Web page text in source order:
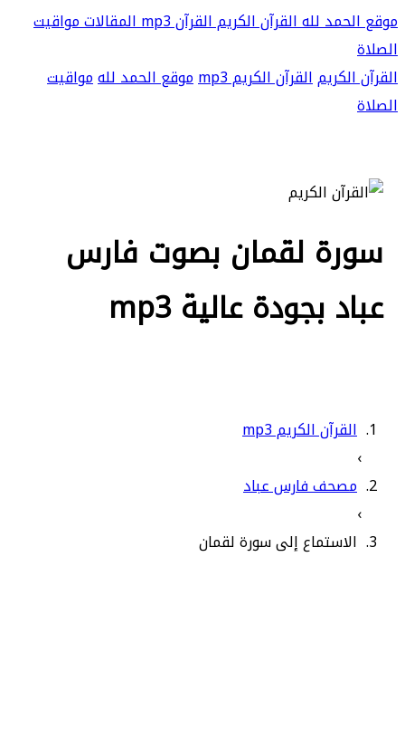
موقع الحمد للهالقرآن الكريمالقرآن mp3 المقالاتمواقيت
الصلاة
القرآن الكريمالقرآن الكريم mp3 موقع الحمد للهمواقيت
الصلاة
سورة لقمان بصوت فارس
عباد بجودة عالية mp3
القرآن الكريم mp3
›
مصحف فارس عباد
›
الاستماع إلى سورة لقمان